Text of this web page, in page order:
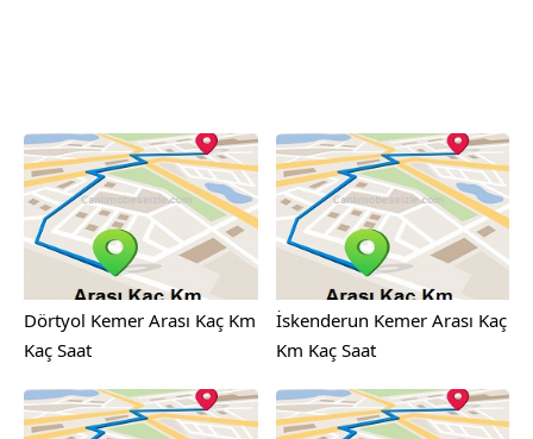
Dörtyol Kemer Arası Kaç Km
Kaç Saat
İskenderun Kemer Arası Kaç
Km Kaç Saat